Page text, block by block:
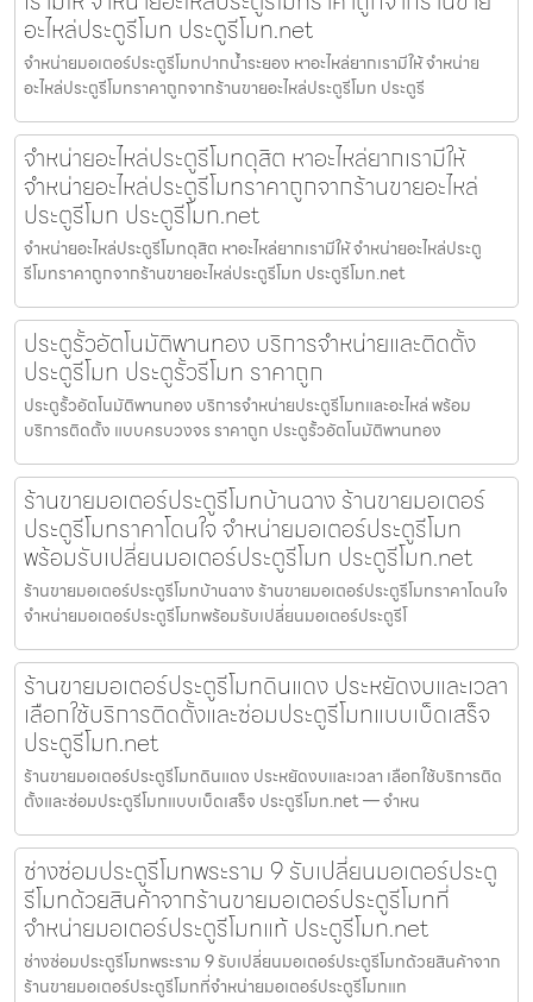
อะไหล่ประตูรีโมท ประตูรีโมท.net
จำหน่ายมอเตอร์ประตูรีโมทปากน้ำระยอง หาอะไหล่ยากเรามีให้ จำหน่าย
อะไหล่ประตูรีโมทราคาถูกจากร้านขายอะไหล่ประตูรีโมท ประตูรี
จำหน่ายอะไหล่ประตูรีโมทดุสิต หาอะไหล่ยากเรามีให้
จำหน่ายอะไหล่ประตูรีโมทราคาถูกจากร้านขายอะไหล่
ประตูรีโมท ประตูรีโมท.net
จำหน่ายอะไหล่ประตูรีโมทดุสิต หาอะไหล่ยากเรามีให้ จำหน่ายอะไหล่ประตู
รีโมทราคาถูกจากร้านขายอะไหล่ประตูรีโมท ประตูรีโมท.net
ประตูรั้วอัตโนมัติพานทอง บริการจำหน่ายและติดตั้ง
ประตูรีโมท ประตูรั้วรีโมท ราคาถูก
ประตูรั้วอัตโนมัติพานทอง บริการจำหน่ายประตูรีโมทและอะไหล่ พร้อม
บริการติดตั้ง แบบครบวงจร ราคาถูก ประตูรั้วอัตโนมัติพานทอง
ร้านขายมอเตอร์ประตูรีโมทบ้านฉาง ร้านขายมอเตอร์
ประตูรีโมทราคาโดนใจ จำหน่ายมอเตอร์ประตูรีโมท
พร้อมรับเปลี่ยนมอเตอร์ประตูรีโมท ประตูรีโมท.net
ร้านขายมอเตอร์ประตูรีโมทบ้านฉาง ร้านขายมอเตอร์ประตูรีโมทราคาโดนใจ
จำหน่ายมอเตอร์ประตูรีโมทพร้อมรับเปลี่ยนมอเตอร์ประตูรีโ
ร้านขายมอเตอร์ประตูรีโมทดินแดง ประหยัดงบและเวลา
เลือกใช้บริการติดตั้งและซ่อมประตูรีโมทแบบเบ็ดเสร็จ
ประตูรีโมท.net
ร้านขายมอเตอร์ประตูรีโมทดินแดง ประหยัดงบและเวลา เลือกใช้บริการติด
ตั้งและซ่อมประตูรีโมทแบบเบ็ดเสร็จ ประตูรีโมท.net — จำหน
ช่างซ่อมประตูรีโมทพระราม 9 รับเปลี่ยนมอเตอร์ประตู
รีโมทด้วยสินค้าจากร้านขายมอเตอร์ประตูรีโมทที่
จำหน่ายมอเตอร์ประตูรีโมทแท้ ประตูรีโมท.net
ช่างซ่อมประตูรีโมทพระราม 9 รับเปลี่ยนมอเตอร์ประตูรีโมทด้วยสินค้าจาก
ร้านขายมอเตอร์ประตูรีโมทที่จำหน่ายมอเตอร์ประตูรีโมทแท